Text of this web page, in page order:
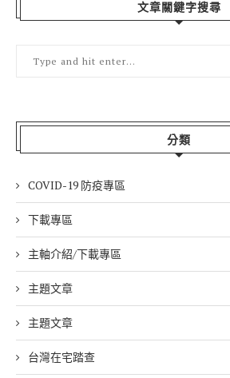
文章關鍵字搜尋
分類
COVID-19 防疫專區
下載專區
主軸介紹/下載專區
主題文章
主題文章
台灣在宅踏查